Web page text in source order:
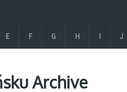
E F G H I J
Archive